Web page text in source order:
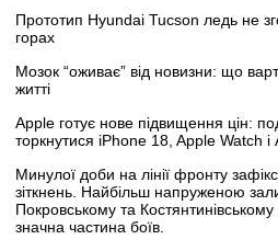
Прототип Hyundai Tucson ледь не
горах
Мозок “оживає” від новизни: що
житті
Apple готує нове підвищення цін:
торкнутися iPhone 18, Apple Watch і
Минулої доби на лінії фронту
зіткнень. Найбільш напруженою
Покровському та
значна частина боїв.